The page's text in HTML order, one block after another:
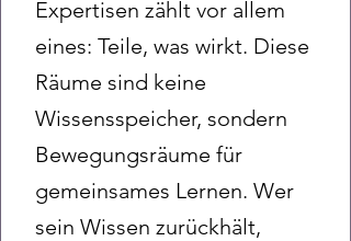
Expertisen zählt vor allem
eines: Teile, was wirkt. Diese
Räume sind keine
Wissensspeicher, sondern
Bewegungsräume für
gemeinsames Lernen. Wer
sein Wissen zurückhält,